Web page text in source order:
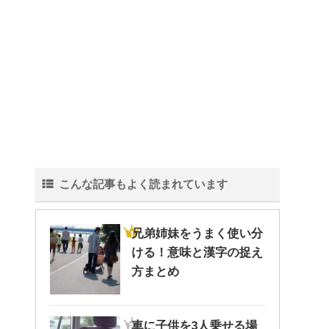
色々な作業に音楽を聴いて集中
する方法！
猫と死別。悲しくても最後の挨
拶をしましょう。
こんな記事もよく読まれています
兄弟姉妹をうまく使い分
ける！意味と漢字の捉え
方まとめ
車に子供を3人乗せる場